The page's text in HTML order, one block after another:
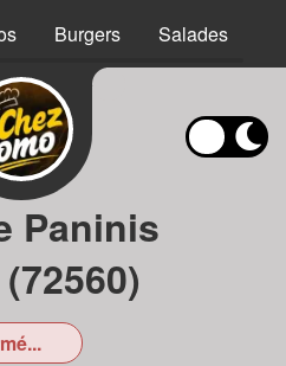
Burgers Salades
Paninis